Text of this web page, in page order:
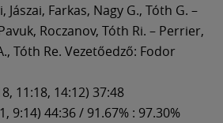
Jászai, Farkas, Nagy G., Tóth G. –
Roczanov, Tóth Ri. – Perrier,
Tóth Re. Vezetőedző: Fodor
11:18, 14:12) 37:48
9:14) 44:36 / 91.67% : 97.30%